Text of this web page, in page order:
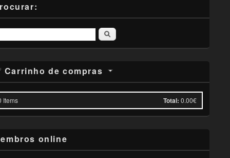
Pesquisar
Carrinho de compras
Items Total: 0.00€
online